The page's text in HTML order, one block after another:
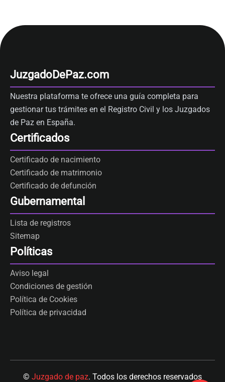
JuzgadoDePaz.com
Nuestra plataforma te ofrece una guía completa para
gestionar tus trámites en el Registro Civil y los Juzgados
de Paz en España.
Certificados
Certificado de nacimiento
Certificado de matrimonio
Certificado de defunción
Gubernamental
Lista de registros
Sitemap
Políticas
Aviso legal
Condiciones de gestión
Política de Cookies
Política de privacidad
© Juzgado de paz. Todos los derechos reservados